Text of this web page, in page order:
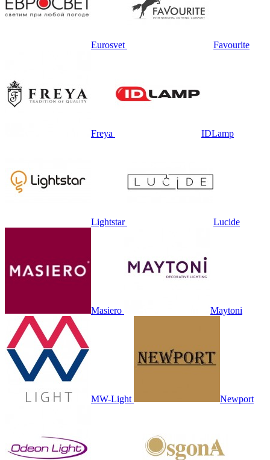
Eurosvet Favourite
Freya IDLamp
Lightstar Lucide
Masiero Maytoni
MW-Light Newport